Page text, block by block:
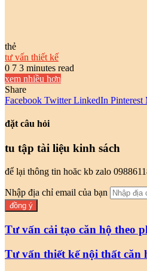
thẻ
tư vấn thiết kế
0 7 3 minutes read
xem nhiều hơn
Share
Facebook Twitter LinkedIn Pinterest
đặt câu hỏi
tu tập tài liệu kinh sách
để lại thông tin hoăc kb zalo
Nhập địa chỉ email của bạn
Tư vấn cải tạo căn hộ theo
Tư vấn thiết kế nội thất căn